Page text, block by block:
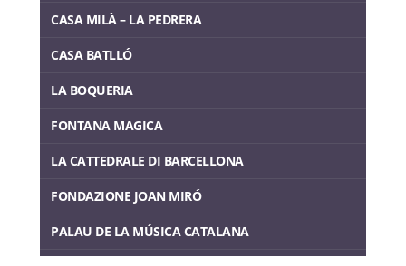
CASA MILÀ – LA PEDRERA
CASA BATLLÓ
LA BOQUERIA
FONTANA MAGICA
LA CATTEDRALE DI BARCELLONA
FONDAZIONE JOAN MIRÓ
PALAU DE LA MÚSICA CATALANA